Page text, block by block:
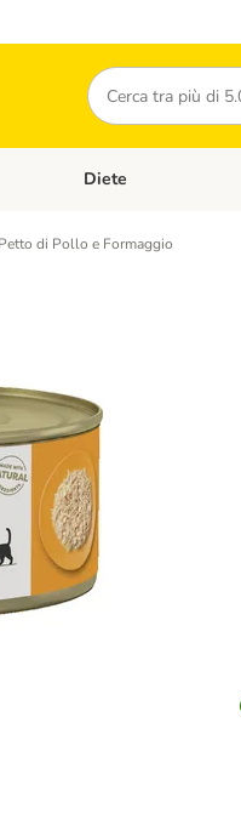
Cerca
Gatti
Apri Menù Categoria:
Diete
di Pollo e Formaggio